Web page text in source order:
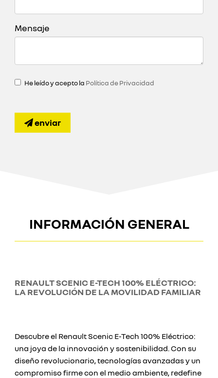
Mensaje
He leído y acepto la Política de Privacidad
enviar
INFORMACIÓN GENERAL
RENAULT SCENIC E-TECH 100% ELÉCTRICO:
LA REVOLUCIÓN DE LA MOVILIDAD FAMILIAR
Descubre el Renault Scenic E-Tech 100% Eléctrico:
una joya de la innovación y sostenibilidad. Con su
diseño revolucionario, tecnologías avanzadas y un
compromiso firme con el medio ambiente, redefine